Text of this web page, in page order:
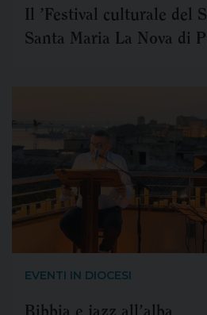
Il ’Festival culturale del
Santa Maria La Nova di
EVENTI IN DIOCESI
Bibbia e jazz all’alba